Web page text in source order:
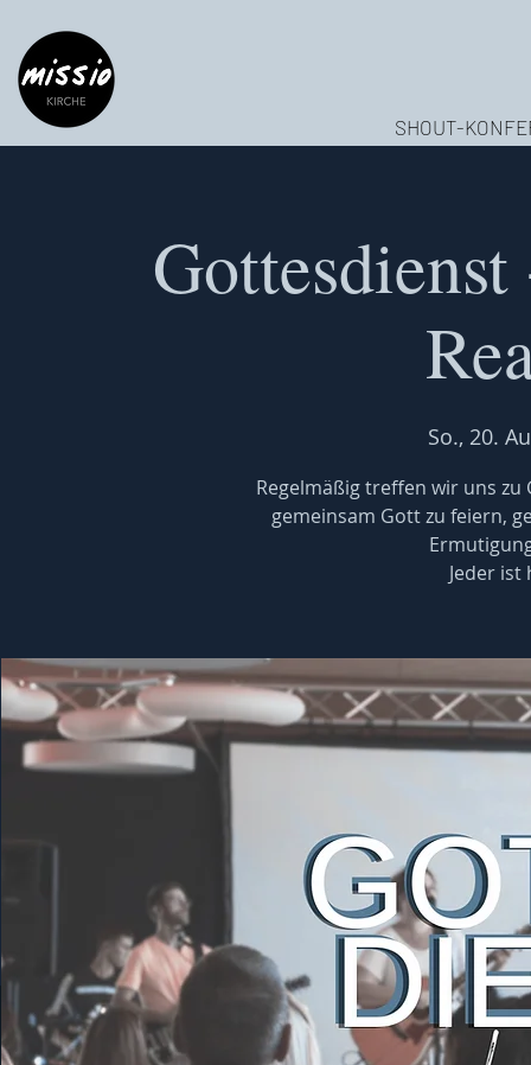
SHOUT-
So., 20.
Regelmäßig treffen wir uns
gemeinsam Gott zu feiern,
Jeder